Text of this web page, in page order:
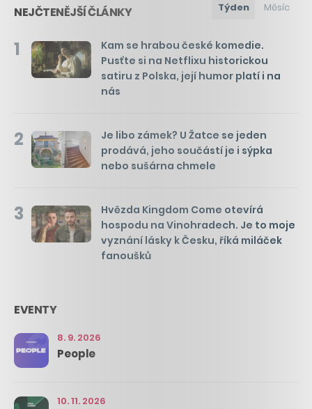
NEJČTENĚJŠÍ ČLÁNKY Týden Měsíc
1
Kam se hrabou české komedie.
Pusťte si na Netflixu historickou
satiru z Polska, její humor platí i na
nás
2
Je libo zámek? U Žatce se jeden
prodává, jeho součástí je i sýpka
nebo sušárna chmele
3
Hvězda Kingdom Come otevírá
hospodu na Vinohradech. Je to moje
vyznání lásky k Česku, říká miláček
fanoušků
EVENTY
8. 9. 2026
People
10. 11. 2026